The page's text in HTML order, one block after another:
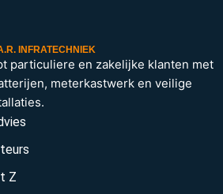
INFRATECHNIEK
particuliere en zakelijke klanten met
meterkastwerk en veilige
Z